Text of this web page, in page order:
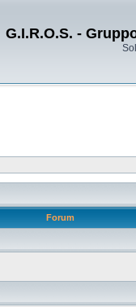
G.I.R.O.S. -
Forum